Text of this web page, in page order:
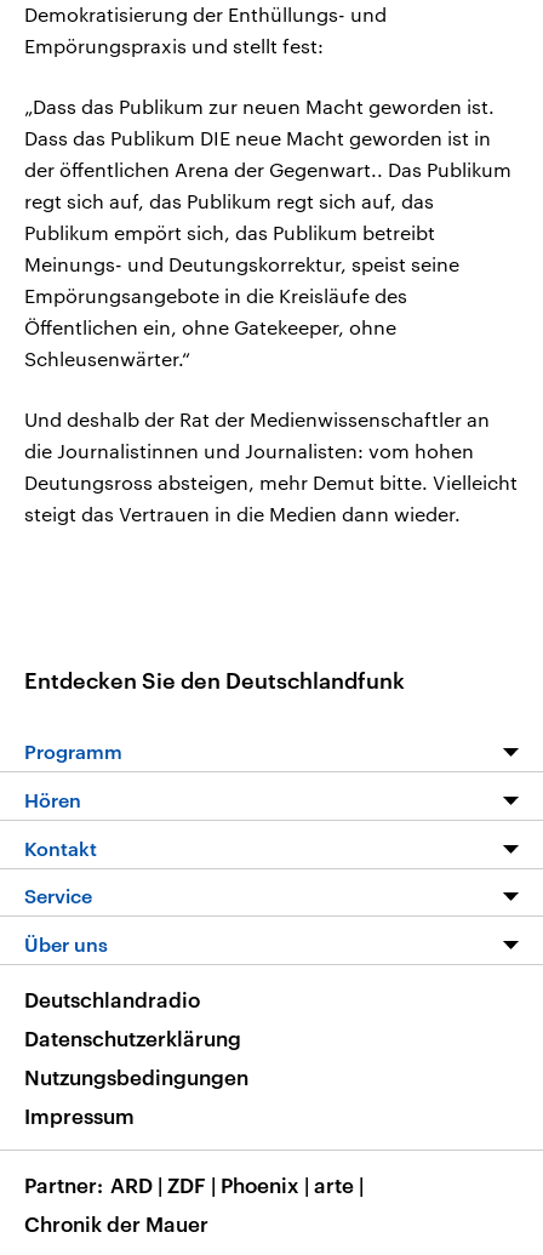
Demokratisierung der Enthüllungs- und
Empörungspraxis und stellt fest:
„Dass das Publikum zur neuen Macht geworden ist.
Dass das Publikum DIE neue Macht geworden ist in
der öffentlichen Arena der Gegenwart.. Das Publikum
regt sich auf, das Publikum regt sich auf, das
Publikum empört sich, das Publikum betreibt
Meinungs- und Deutungskorrektur, speist seine
Empörungsangebote in die Kreisläufe des
Öffentlichen ein, ohne Gatekeeper, ohne
Schleusenwärter.“
Und deshalb der Rat der Medienwissenschaftler an
die Journalistinnen und Journalisten: vom hohen
Deutungsross absteigen, mehr Demut bitte. Vielleicht
steigt das Vertrauen in die Medien dann wieder.
Entdecken Sie den Deutschlandfunk
Programm
Die Nachrichten
Nachrichtenleicht
Neue Beiträge auf dlf.de
Hören
Livestream
Podcasts
Deutschlandfunk App
Nachrichten App
Frequenzen
Kontakt
Hörerservice
Service
FAQ
Veranstaltungen
Musikliste
RSS
Über uns
Barrierefreiheit
Deutschlandradio
Datenschutzerklärung
Nutzungsbedingungen
Impressum
Partner ARD | ZDF | Phoenix | arte |
Chronik der Mauer